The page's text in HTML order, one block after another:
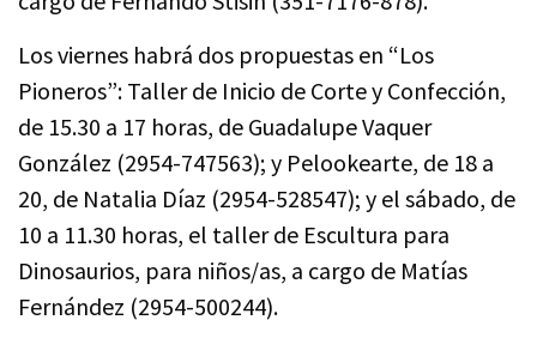
Los viernes habrá dos propuestas en “Los
Pioneros”: Taller de Inicio de Corte y Confección,
de 15.30 a 17 horas, de Guadalupe Vaquer
González (2954-747563); y Pelookearte, de 18 a
20, de Natalia Díaz (2954-528547); y el sábado, de
10 a 11.30 horas, el taller de Escultura para
Dinosaurios, para niños/as, a cargo de Matías
Fernández (2954-500244).